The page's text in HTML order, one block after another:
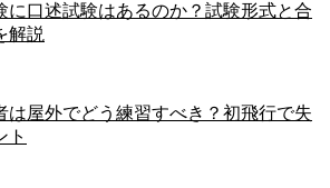
に口述試験はあるのか？試験形式と合
解説
は屋外でどう練習すべき？初飛行で失
ト